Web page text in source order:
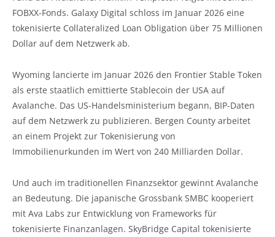
FOBXX-Fonds. Galaxy Digital schloss im Januar 2026 eine
tokenisierte Collateralized Loan Obligation über 75 Millionen
Dollar auf dem Netzwerk ab.
Wyoming lancierte im Januar 2026 den Frontier Stable Token
als erste staatlich emittierte Stablecoin der USA auf
Avalanche. Das US-Handelsministerium begann, BIP-Daten
auf dem Netzwerk zu publizieren. Bergen County arbeitet
an einem Projekt zur Tokenisierung von
Immobilienurkunden im Wert von 240 Milliarden Dollar.
Und auch im traditionellen Finanzsektor gewinnt Avalanche
an Bedeutung. Die japanische Grossbank SMBC kooperiert
mit Ava Labs zur Entwicklung von Frameworks für
tokenisierte Finanzanlagen. SkyBridge Capital tokenisierte